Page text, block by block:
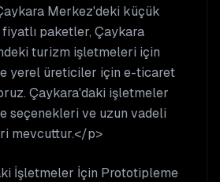
Merkez'deki küçük
paketler, Çaykara
turizm işletmeleri için
yerel üreticiler için e-ticaret
Çaykara'daki işletmeler
seçenekleri ve uzun vadeli
mevcuttur.</p>
İşletmeler İçin Prototipleme